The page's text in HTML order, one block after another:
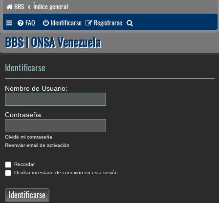
BBS
Índice general
FAQ
Identificarse Registrarse
u
a
BBS | ONSA Venezuela
Identificarse
Nombre de Usuario:
Contraseña:
Olvidé mi contraseña
Reenviar email de activación
Recordar
Ocultar mi estado de conexión en esta sesión